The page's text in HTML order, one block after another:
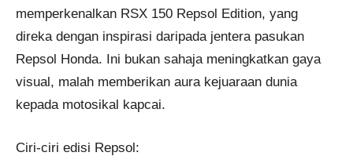
memperkenalkan RSX 150 Repsol Edition, yang
direka dengan inspirasi daripada jentera pasukan
Repsol Honda. Ini bukan sahaja meningkatkan gaya
visual, malah memberikan aura kejuaraan dunia
kepada motosikal kapcai.
Ciri-ciri edisi Repsol: